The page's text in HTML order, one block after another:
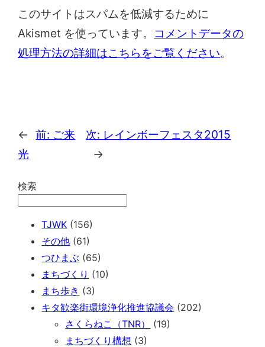
このサイトはスパムを低減するために
Akismet を使っています。
コメントデータの
処理方法の詳細はこちらをご覧ください。
← 前: ご来
光
次: レインボーフェスタ2015
→
検索
TJWK (156)
その他 (61)
つひまぶ (65)
まちづくり (10)
まち歩き (3)
キタ歓楽街環境浄化推進協議会 (202)
さくらねこ（TNR）
(19)
まちづくり構想 (3)